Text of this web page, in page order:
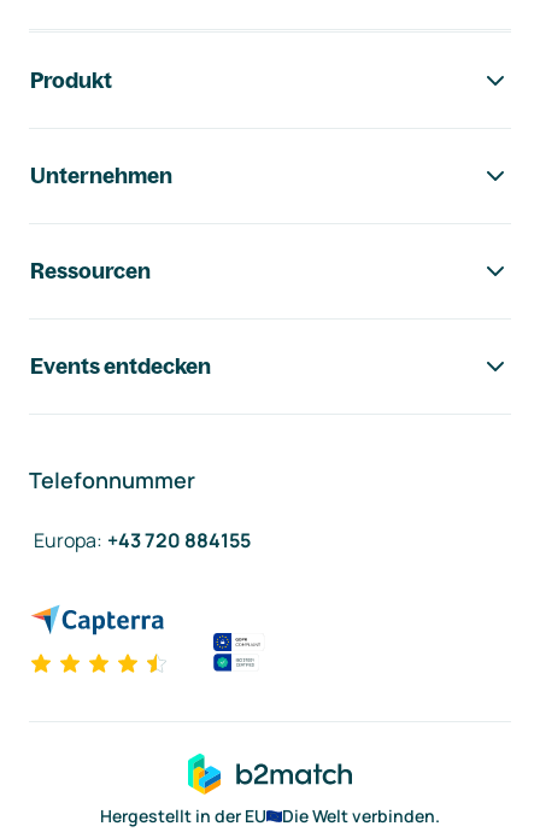
Produkt
Unternehmen
Ressourcen
Events entdecken
Telefonnummer
Europa: +43 720 884155
Hergestellt in der EU
Die Welt verbinden.